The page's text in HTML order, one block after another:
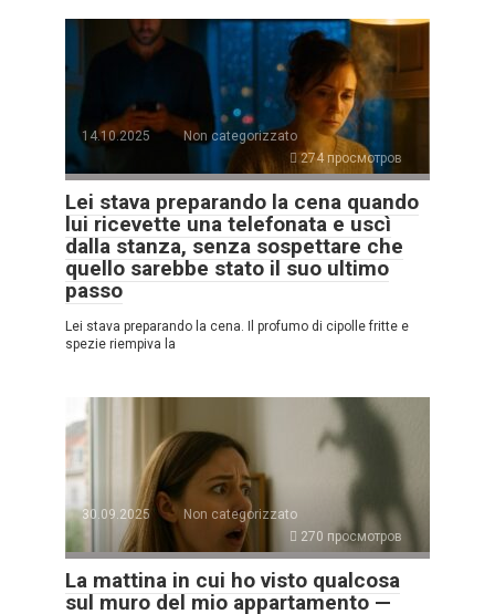
14.10.2025
Non categorizzato
274 просмотров
Lei stava preparando la cena quando
lui ricevette una telefonata e uscì
dalla stanza, senza sospettare che
quello sarebbe stato il suo ultimo
passo
Lei stava preparando la cena. Il profumo di cipolle fritte e
spezie riempiva la
30.09.2025
Non categorizzato
270 просмотров
La mattina in cui ho visto qualcosa
sul muro del mio appartamento —